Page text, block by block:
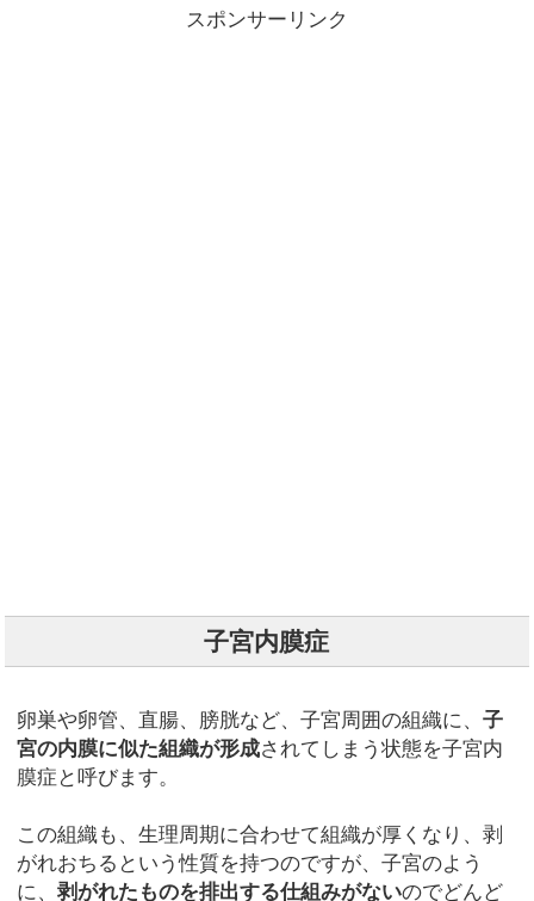
スポンサーリンク
子宮内膜症
卵巣や卵管、直腸、膀胱など、子宮周囲の組織に、子
宮の内膜に似た組織が形成されてしまう状態を子宮内
膜症と呼びます。
この組織も、生理周期に合わせて組織が厚くなり、剥
がれおちるという性質を持つのですが、子宮のよう
に、剥がれたものを排出する仕組みがないのでどんど